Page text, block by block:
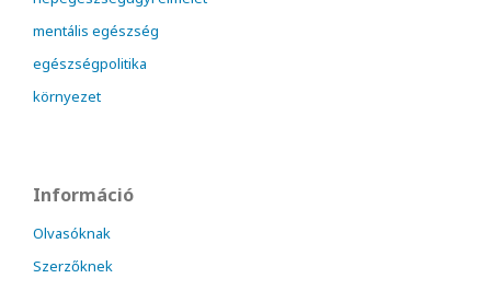
mentális egészség
egészségpolitika
környezet
Információ
Olvasóknak
Szerzőknek